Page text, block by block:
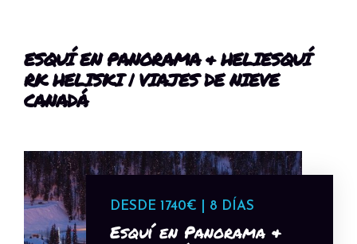
ESQUÍ EN PANORAMA & HELIESQUÍ
RK HELISKI | VIAJES DE NIEVE
CANADÁ
DESDE 1740€ | 8 DÍAS
Esquí en Panorama &